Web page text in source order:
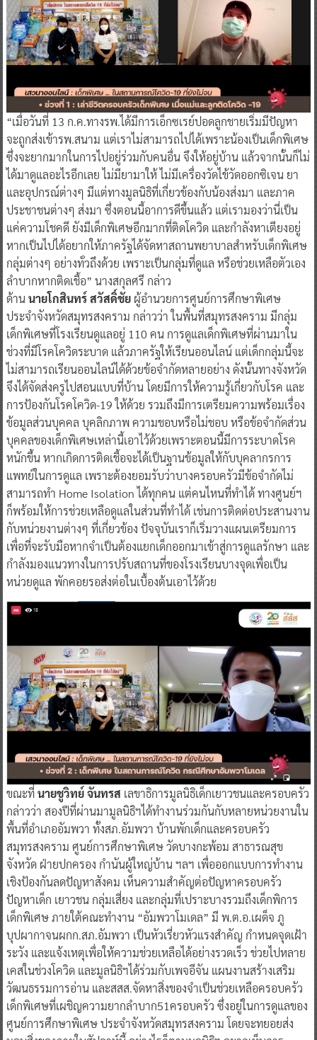
“เมื่อวันที่ 13 ก.ค.ทางรพ.ได้มีการเอ็กซเรย์ปอดลูกชายเริ่มมีปัญหา
จะถูกส่งเข้ารพ.สนาม แต่เราไม่สามารถไปได้เพราะน้องเป็นเด็กพิเศษ
ซึ่งจะยากมากในการไปอยู่ร่วมกับคนอื่น จึงให้อยู่บ้าน แล้วจากนั้นก็ไม่
ได้มาดูแลอะไรอีกเลย ไม่มียามาให้ ไม่มีเครื่องวัดไข้วัดออกซิเจน ยา
และอุปกรณ์ต่างๆ มีแต่ทางมูลนิธิที่เกี่ยวข้องกับน้องส่งมา และภาค
ประชาชนต่างๆ ส่งมา ซึ่งตอนนี้อาการดีขึ้นแล้ว แต่เรามองว่านี่เป็น
แค่ความโชคดี ยังมีเด็กพิเศษอีกมากที่ติดโควิด และกำลังหาเตียงอยู่
หากเป็นไปได้อยากให้ภาครัฐได้จัดหาสถานพยาบาลสำหรับเด็กพิเศษ
กลุ่มต่างๆ อย่างทั่วถึงด้วย เพราะเป็นกลุ่มที่ดูแล หรือช่วยเหลือตัวเอง
ลำบากหากติดเชื้อ” นางสกุลศรี กล่าว
ด้านนายโกสินทร์ สวัสดิ์ชัย ผู้อำนวยการศูนย์การศึกษาพิเศษ
ประจำจังหวัดสมุทรสงคราม กล่าวว่า ในพื้นที่สมุทรสงคราม มีกลุ่ม
เด็กพิเศษที่โรงเรียนดูแลอยู่ 110 คน การดูแลเด็กพิเศษที่ผ่านมาใน
ช่วงที่มีโรคโควิดระบาด แล้วภาครัฐให้เรียนออนไลน์ แต่เด็กกลุ่มนี้จะ
ไม่สามารถเรียนออนไลน์ได้ด้วยข้อจำกัดหลายอย่าง ดังนั้นทางจังหวัด
จึงได้จัดส่งครูไปสอนแบบที่บ้าน โดยมีการให้ความรู้เกี่ยวกับโรค และ
การป้องกันโรคโควิด-19 ให้ด้วย รวมถึงมีการเตรียมความพร้อมเรื่อง
ข้อมูลส่วนบุคคล บุคลิกภาพ ความชอบหรือไม่ชอบ หรือข้อจำกัดส่วน
บุคคลของเด็กพิเศษเหล่านี้เอาไว้ด้วยเพราะตอนนี้มีการระบาดโรค
หนักขึ้น หากเกิดการติดเชื้อจะได้เป็นฐานข้อมูลให้กับบุคลากรการ
แพทย์ในการดูแล เพราะต้องยอมรับว่าบางครอบครัวมีข้อจำกัดไม่
สามารถทำ Home Isolation ได้ทุกคน แต่คนไหนที่ทำได้ ทางศูนย์ฯ
ก็พร้อมให้การช่วยเหลือดูแลในส่วนที่ทำได้ เช่นการติดต่อประสานงาน
กับหน่วยงานต่างๆ ที่เกี่ยวข้อง ปัจจุบันเราก็เริ่มวางแผนเตรียมการ
เพื่อที่จะรับมือหากจำเป็นต้องแยกเด็กออกมาเข้าสู่การดูแลรักษา และ
กำลังมองแนวทางในการปรับสถานที่ของโรงเรียนบางจุดเพื่อเป็น
หน่วยดูแล พักคอยรอส่งต่อในเบื้องต้นเอาไว้ด้วย
ขณะที่นายชูวิทย์ จันทรส เลขาธิการมูลนิธิเด็กเยาวชนและครอบครัว
กล่าวว่า สองปีที่ผ่านมามูลนิธิฯได้ทำงานร่วมกันกับหลายหน่วยงานใน
พื้นที่อำเภออัมพวา ทั้งสภ.อัมพวา บ้านพักเด็กและครอบครัว
สมุทรสงคราม ศูนย์การศึกษาพิเศษ วัดบางกะพ้อม สาธารณสุข
จังหวัด ฝ่ายปกครอง กำนันผู้ใหญ่บ้าน ฯลฯ เพื่อออกแบบการทำงาน
เชิงป้องกันลดปัญหาสังคม เห็นความสำคัญต่อปัญหาครอบครัว
ปัญหาเด็ก เยาวชน กลุ่มเสี่ยง และกลุ่มที่เปราะบางรวมถึงเด็กพิการ
เด็กพิเศษ ภายใต้คณะทำงาน “อัมพวาโมเดล” มี พ.ต.อ.เผด็จ ภู
บุปผากาจนผกก.สภ.อัมพวา เป็นหัวเรี่ยวหัวแรงสำคัญ กำหนดจุดเฝ้า
ระวัง และแจ้งเหตุเพื่อให้ความช่วยเหลือได้อย่างรวดเร็ว ช่วยไปหลาย
เคสในช่วงโควิด และมูลนิธิฯได้ร่วมกับเพจอีจัน แผนงานสร้างเสริม
วัฒนธรรมการอ่าน และสสส.จัดหาสิ่งของจำเป็นช่วยเหลือครอบครัว
เด็กพิเศษที่เผชิญความยากลำบาก51ครอบครัว ซึ่งอยู่ในการดูแลของ
ศูนย์การศึกษาพิเศษ ประจำจังหวัดสมุทรสงคราม โดยจะทยอยส่ง